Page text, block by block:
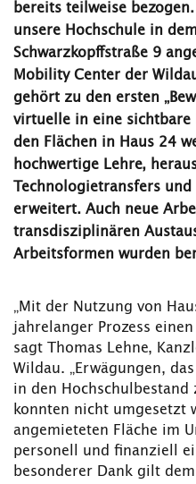
bereits teilweise
unsere Hochschule in
Schwarzkopffstraße 9
Mobility Center der
gehört zu den ersten
virtuelle in eine
den Flächen in Haus 24
hochwertige Lehre,
Technologietransfers und
erweitert. Auch neue
transdisziplinären
Arbeitsformen wurden
„Mit der Nutzung von
jahrelanger Prozess
sagt Thomas Lehne,
Wildau. „Erwägungen,
in den Hochschulbestand
konnten nicht umgesetzt
angemieteten Fläche im
personell und finanziell
besonderer Dank gilt